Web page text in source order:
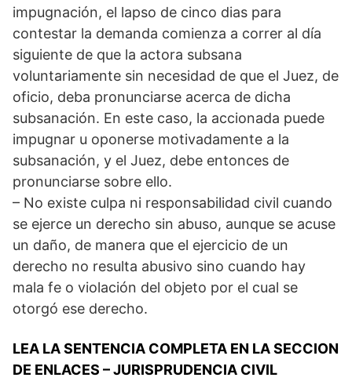
impugnación, el lapso de cinco dias para
contestar la demanda comienza a correr al día
siguiente de que la actora subsana
voluntariamente sin necesidad de que el Juez, de
oficio, deba pronunciarse acerca de dicha
subsanación. En este caso, la accionada puede
impugnar u oponerse motivadamente a la
subsanación, y el Juez, debe entonces de
pronunciarse sobre ello.
– No existe culpa ni responsabilidad civil cuando
se ejerce un derecho sin abuso, aunque se acuse
un daño, de manera que el ejercicio de un
derecho no resulta abusivo sino cuando hay
mala fe o violación del objeto por el cual se
otorgó ese derecho.
LEA LA SENTENCIA COMPLETA EN LA SECCION
DE ENLACES – JURISPRUDENCIA CIVIL